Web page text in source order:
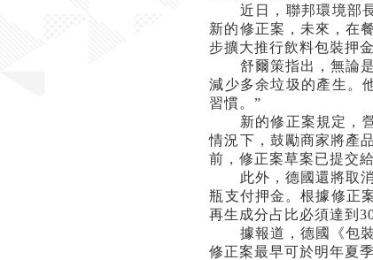
近日，聯邦環境部長
新的修正案，未來，在
步擴大推行飲料包裝押金
舒爾策指出，無論是
減少多余垃圾的產生。
習慣。”
新的修正案規定，營
情況下，鼓勵商家將產
前，修正案草案已提交
此外，德國還將取消
瓶支付押金。根據修正
再生成分占比必須達到
據報道，德國《包裝
修正案最早可於明年夏